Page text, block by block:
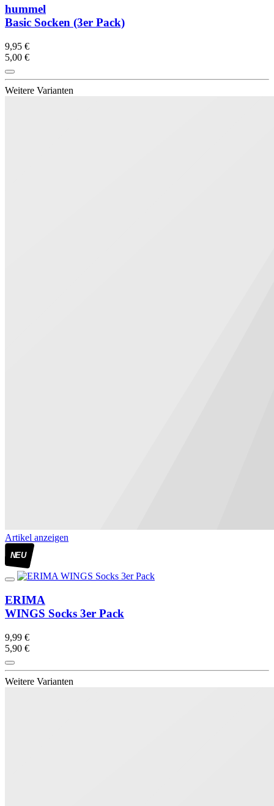
hummel
Basic Socken (3er Pack)
9,95 €
5,00 €
Weitere Varianten
Artikel anzeigen
NEU
ERIMA
WINGS Socks 3er Pack
9,99 €
5,90 €
Weitere Varianten